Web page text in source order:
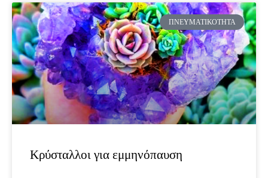
ΠΝΕΥΜΑΤΙΚΌΤΗΤΑ
Κρύσταλλοι για εμμηνόπαυση